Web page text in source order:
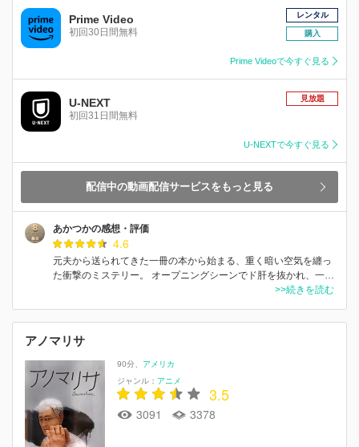
Prime Video
初回30日間無料
レンタル
購入
Prime Videoで今すぐ見る
U-NEXT
初回31日間無料
見放題
U-NEXTで今すぐ見る
配信中の動画配信サービスをもっと見る
あかつかの感想・評価
4.6
元夫から送られてきた一冊の本から始まる、重く暗い空気を纏っ
た衝撃のミステリー。 オープニングシーンでド肝を抜かれ、一…
>>続きを読む
アノマリサ
90分
アメリカ
ジャンル： アニメ
3.5
3091 3378